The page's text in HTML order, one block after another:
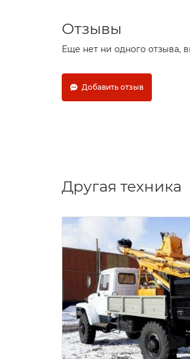
Отзывы
Еще нет ни одного отзыва,
Добавить отзыв
Другая техника